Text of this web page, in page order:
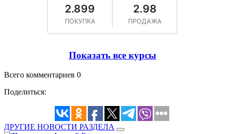
Показать все курсы
Всего комментариев 0
Поделиться:
ДРУГИЕ НОВОСТИ РАЗДЕЛА